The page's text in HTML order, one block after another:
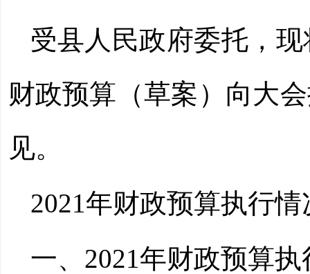
受县人民政府委托，
财政预算（草案）向大
见。
2021年财政预算执行情
一、 2021年财政预算执